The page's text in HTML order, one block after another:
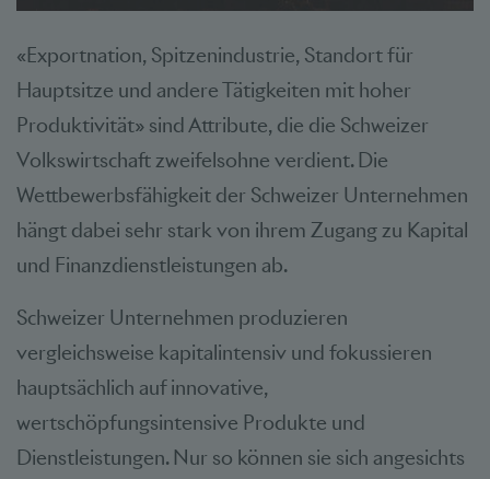
«Exportnation, Spitzenindustrie, Standort für
Hauptsitze und andere Tätigkeiten mit hoher
Produktivität» sind Attribute, die die Schweizer
Volkswirtschaft zweifelsohne verdient. Die
Wettbewerbsfähigkeit der Schweizer Unternehmen
hängt dabei sehr stark von ihrem Zugang zu Kapital
und Finanzdienstleistungen ab.
Schweizer Unternehmen produzieren
vergleichsweise kapitalintensiv und fokussieren
hauptsächlich auf innovative,
wertschöpfungsintensive Produkte und
Dienstleistungen. Nur so können sie sich angesichts